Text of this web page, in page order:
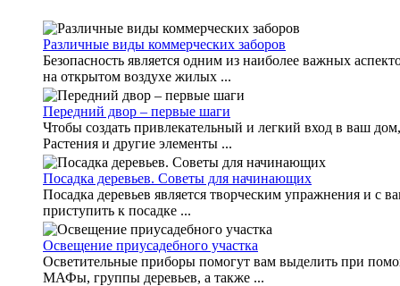
Различные виды коммерческих заборов
Безопасность является одним из наиболее важных
на открытом воздухе жилых ...
Передний двор – первые шаги
Чтобы создать привлекательный и легкий вход в ваш
Растения и другие элементы ...
Посадка деревьев. Советы для начинающих
Посадка деревьев является творческим упражнения и с
приступить к посадке ...
Освещение приусадебного участка
Осветительные приборы помогут вам выделить при
МАФы, группы деревьев, а также ...